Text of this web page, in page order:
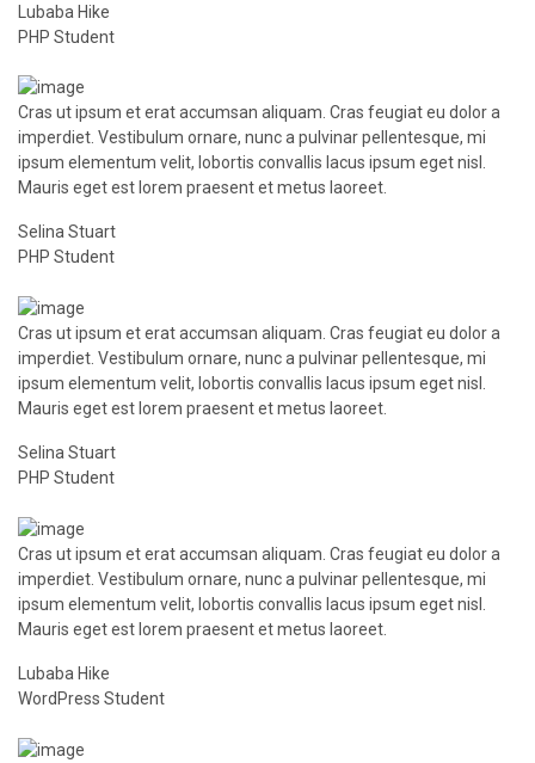
Lubaba Hike
PHP Student
Cras ut ipsum et erat accumsan aliquam. Cras feugiat eu dolor a
imperdiet. Vestibulum ornare, nunc a pulvinar pellentesque, mi
ipsum elementum velit, lobortis convallis lacus ipsum eget nisl.
Mauris eget est lorem praesent et metus laoreet.
Selina Stuart
PHP Student
Cras ut ipsum et erat accumsan aliquam. Cras feugiat eu dolor a
imperdiet. Vestibulum ornare, nunc a pulvinar pellentesque, mi
ipsum elementum velit, lobortis convallis lacus ipsum eget nisl.
Mauris eget est lorem praesent et metus laoreet.
Selina Stuart
PHP Student
Cras ut ipsum et erat accumsan aliquam. Cras feugiat eu dolor a
imperdiet. Vestibulum ornare, nunc a pulvinar pellentesque, mi
ipsum elementum velit, lobortis convallis lacus ipsum eget nisl.
Mauris eget est lorem praesent et metus laoreet.
Lubaba Hike
WordPress Student